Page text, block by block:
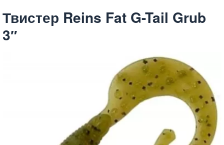
Твистер Reins Fat G-Tail Grub
3″